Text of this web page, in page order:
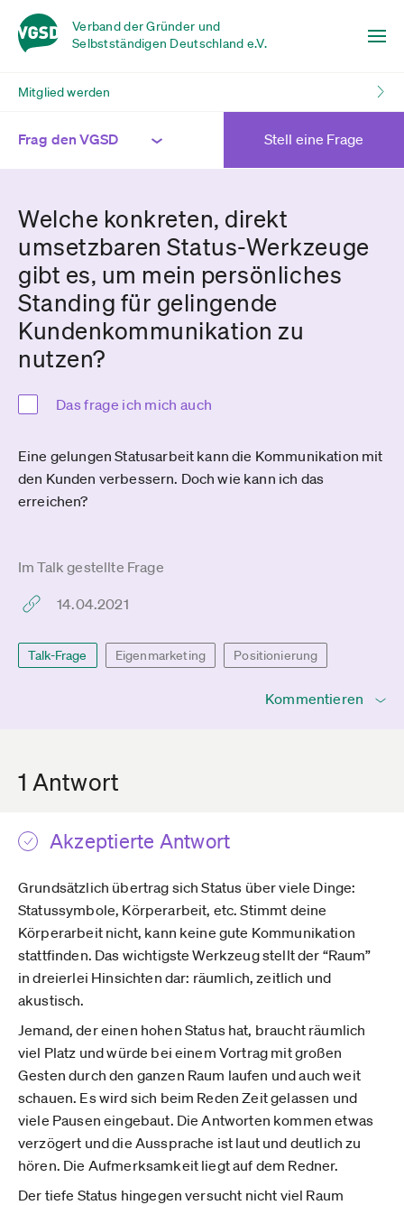
Verband der Gründer und
Selbstständigen Deutschland e.V.
Mitglied werden
Frag den VGSD Stell eine Frage
Welche konkreten, direkt
umsetzbaren Status-Werkzeuge
gibt es, um mein persönliches
Standing für gelingende
Kundenkommunikation zu
nutzen?
Das frage ich mich auch
Eine gelungen Statusarbeit kann die Kommunikation mit
den Kunden verbessern. Doch wie kann ich das
erreichen?
Im Talk gestellte Frage
14.04.2021
Talk-Frage Eigenmarketing Positionierung
Kommentieren
1 Antwort
Akzeptierte Antwort
Grundsätzlich übertrag sich Status über viele Dinge:
Statussymbole, Körperarbeit, etc. Stimmt deine
Körperarbeit nicht, kann keine gute Kommunikation
stattfinden. Das wichtigste Werkzeug stellt der “Raum”
in dreierlei Hinsichten dar: räumlich, zeitlich und
akustisch.
Jemand, der einen hohen Status hat, braucht räumlich
viel Platz und würde bei einem Vortrag mit großen
Gesten durch den ganzen Raum laufen und auch weit
schauen. Es wird sich beim Reden Zeit gelassen und
viele Pausen eingebaut. Die Antworten kommen etwas
verzögert und die Aussprache ist laut und deutlich zu
hören. Die Aufmerksamkeit liegt auf dem Redner.
Der tiefe Status hingegen versucht nicht viel Raum